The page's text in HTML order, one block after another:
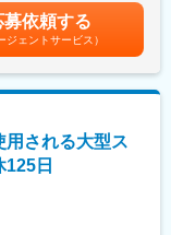
可、時短勤務や各種
リアチェンジも可能
等最先端分野にも積
重視しています。
購入後の車のオイル
）としてご活躍頂き
ーバイザー/マネージ
月分）インセンティブ
円賃金はあくまで
可能性があります。
募依頼する
ジェントサービス）
用される大型ス
日